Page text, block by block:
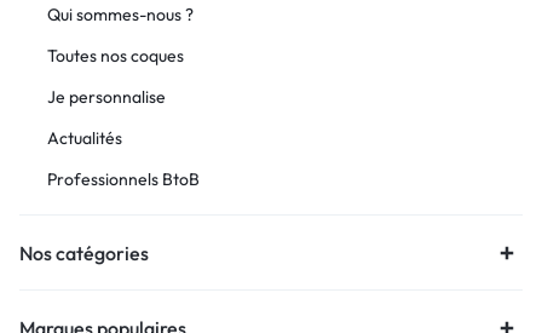
Qui sommes-nous ?
Toutes nos coques
Je personnalise
Actualités
Professionnels BtoB
Nos catégories